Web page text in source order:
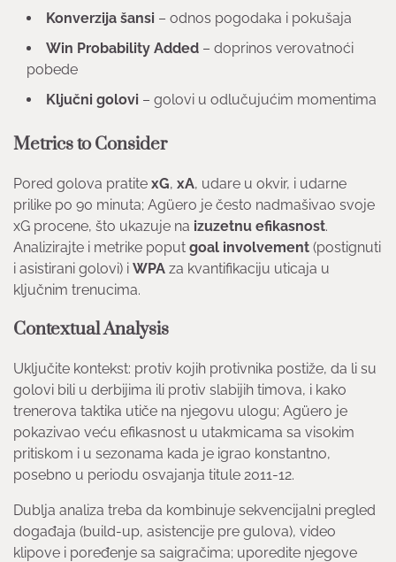
Konverzija šansi – odnos pogodaka i pokušaja
Win Probability Added – doprinos verovatnoći
pobede
Ključni golovi – golovi u odlučujućim momentima
Metrics to Consider
Pored golova pratite xG, xA, udare u okvir, i udarne
prilike po 90 minuta; Agüero je često nadmašivao svoje
xG procene, što ukazuje na izuzetnu efikasnost.
Analizirajte i metrike poput goal involvement (postignuti
i asistirani golovi) i WPA za kvantifikaciju uticaja u
ključnim trenucima.
Contextual Analysis
Uključite kontekst: protiv kojih protivnika postiže, da li su
golovi bili u derbijima ili protiv slabijih timova, i kako
trenerova taktika utiče na njegovu ulogu; Agüero je
pokazivao veću efikasnost u utakmicama sa visokim
pritiskom i u sezonama kada je igrao konstantno,
posebno u periodu osvajanja titule 2011-12.
Dublja analiza treba da kombinuje sekvencijalni pregled
događaja (build-up, asistencije pre gulova), video
klipove i poređenje sa saigračima; uporedite njegove